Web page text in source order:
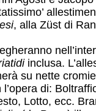
, alla Züst di
inclusa.
su nette
di:
Lotto, ecc.